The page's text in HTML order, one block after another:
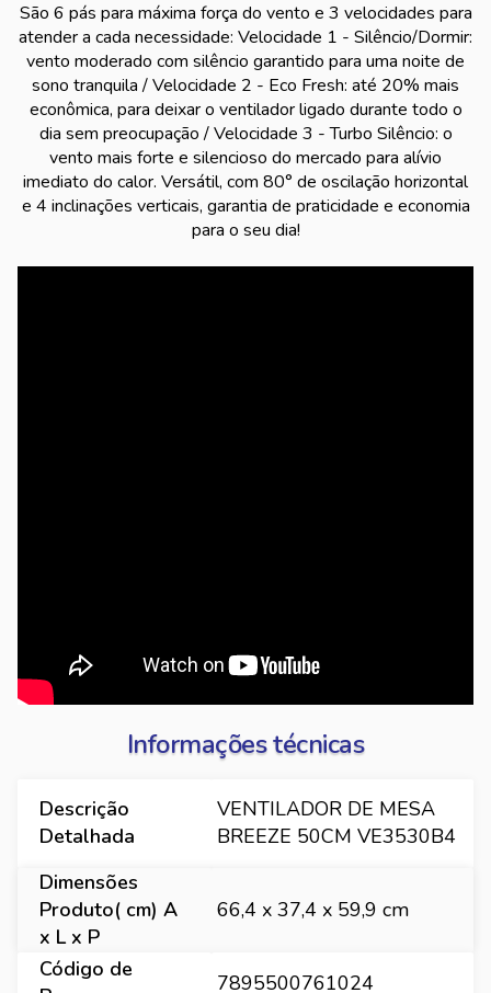
São 6 pás para máxima força do vento e 3 velocidades para
atender a cada necessidade: Velocidade 1 - Silêncio/Dormir:
vento moderado com silêncio garantido para uma noite de
sono tranquila / Velocidade 2 - Eco Fresh: até 20% mais
econômica, para deixar o ventilador ligado durante todo o
dia sem preocupação / Velocidade 3 - Turbo Silêncio: o
vento mais forte e silencioso do mercado para alívio
imediato do calor. Versátil, com 80° de oscilação horizontal
e 4 inclinações verticais, garantia de praticidade e economia
para o seu dia!
Informações técnicas
Descrição
Detalhada
VENTILADOR DE MESA
BREEZE 50CM VE3530B4
Dimensões
Produto( cm) A
x L x P
66,4 x 37,4 x 59,9 cm
Código de
7895500761024